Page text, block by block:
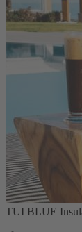
TUI BLUE